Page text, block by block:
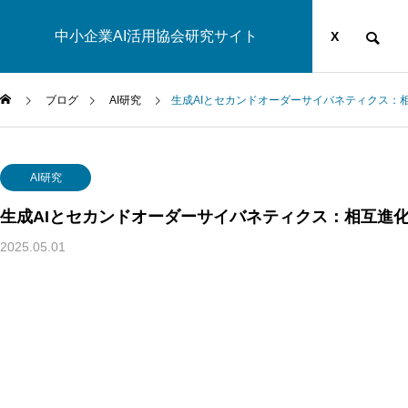
中小企業AI活用協会研究サイト
運営団体 YOUTUBE X
ブログ AI研究 生成AIとセカンドオーダーサイバネティクス：
AI研究
生成AIとセカンドオーダーサイバネティクス：相互進
2025.05.01